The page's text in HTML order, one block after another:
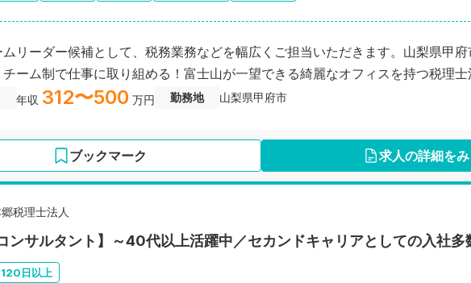
リーダー候補として、税務業務などを幅広くご担当いただきます。山梨県甲
ーム制で仕事に取り組める！富士山が一望できる綺麗なオフィスを持つ税理士
年収 312〜500 万円 勤務地 山梨県甲府市
ブックマーク 求人の詳細を
税理士法人
ンサルタント】～40代以上活躍中／セカンドキャリアとしての入社多
日以上